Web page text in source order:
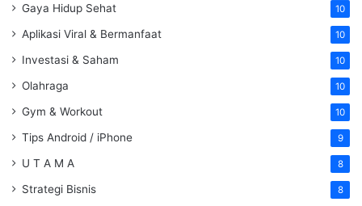
Gaya Hidup Sehat 10
Aplikasi Viral & Bermanfaat 10
Investasi & Saham 10
Olahraga 10
Gym & Workout 10
Tips Android / iPhone 9
U T A M A 8
Strategi Bisnis 8